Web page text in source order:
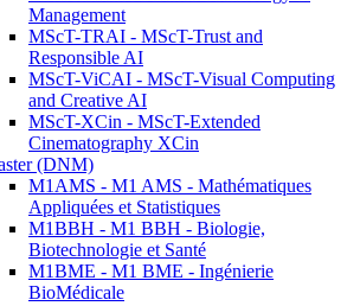
Management
MScT-TRAI - MScT-Trust and
Responsible AI
MScT-ViCAI - MScT-Visual Computing
and Creative AI
MScT-XCin - MScT-Extended
Cinematography XCin
(DNM)
M1AMS - M1 AMS - Mathématiques
Appliquées et Statistiques
M1BBH - M1 BBH - Biologie,
Biotechnologie et Santé
M1BME - M1 BME - Ingénierie
BioMédicale